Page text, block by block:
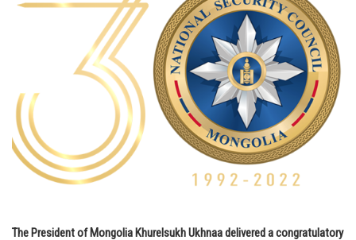
The President of Mongolia Khurelsukh Ukhnaa delivered a congratulatory